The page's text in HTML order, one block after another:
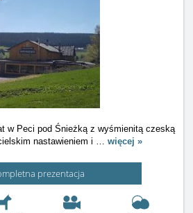
w Peci pod Śnieżką z wyśmienitą czeską
nastawieniem i … więcej »
prezentacja